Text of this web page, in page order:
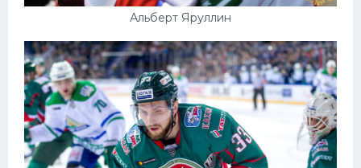
Альберт Яруллин